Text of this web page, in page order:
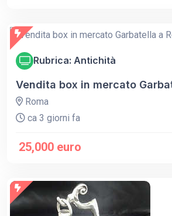
Rubrica: Antichità
Vendita box in mercato
Roma
ca 3 giorni fa
25,000 euro